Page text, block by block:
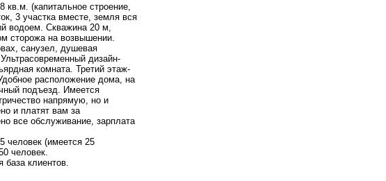
(капитальное строение,
3 участка вместе, земля вся
водоем. Скважина 20 м,
сторожа на возвышении.
санузел, душевая
дизайн-
комната. Третий этаж-
расположение дома, на
подъезд. Имеется
напрямую, но и
и платят вам за
все обслуживание, зарплата
человек (имеется 25
человек.
клиентов.